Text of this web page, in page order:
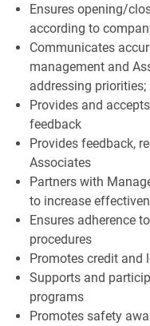
Ensures opening/
according to
Communicates
management and
addressing
Provides and
feedback
Provides feedback,
Associates
Partners with
to increase
Ensures adherence
procedures
Promotes credit and
Supports and
programs
Promotes safety